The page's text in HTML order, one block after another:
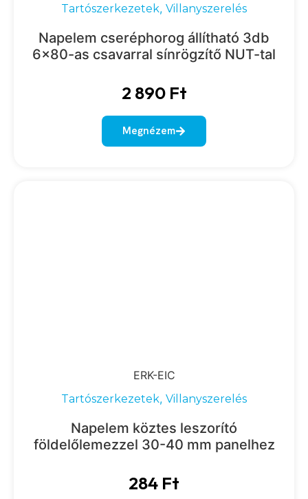
Tartószerkezetek, Villanyszerelés
Napelem cseréphorog állítható 3db
6×80-as csavarral sínrögzítő NUT-tal
2 890 Ft
Megnézem
ERK-EIC
Tartószerkezetek, Villanyszerelés
Napelem köztes leszorító
földelőlemezzel 30-40 mm panelhez
284 Ft